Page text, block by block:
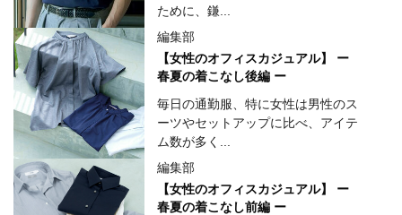
ために、鎌...
編集部
【女性のオフィスカジュアル】 ー
春夏の着こなし後編 ー
毎日の通勤服、特に女性は男性のス
ーツやセットアップに比べ、アイテ
ム数が多く...
編集部
【女性のオフィスカジュアル】 ー
春夏の着こなし前編 ー